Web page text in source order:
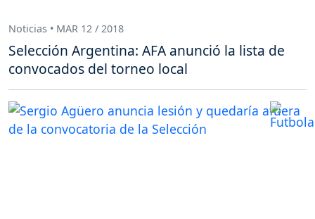
Noticias • MAR 12 / 2018
Selección Argentina: AFA anunció la lista de
convocados del torneo local